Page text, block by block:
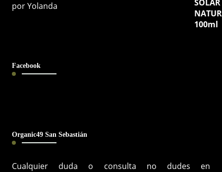
por Yolanda
Facebook
Organic49 San Sebastián
Cualquier duda o consulta no dudes en